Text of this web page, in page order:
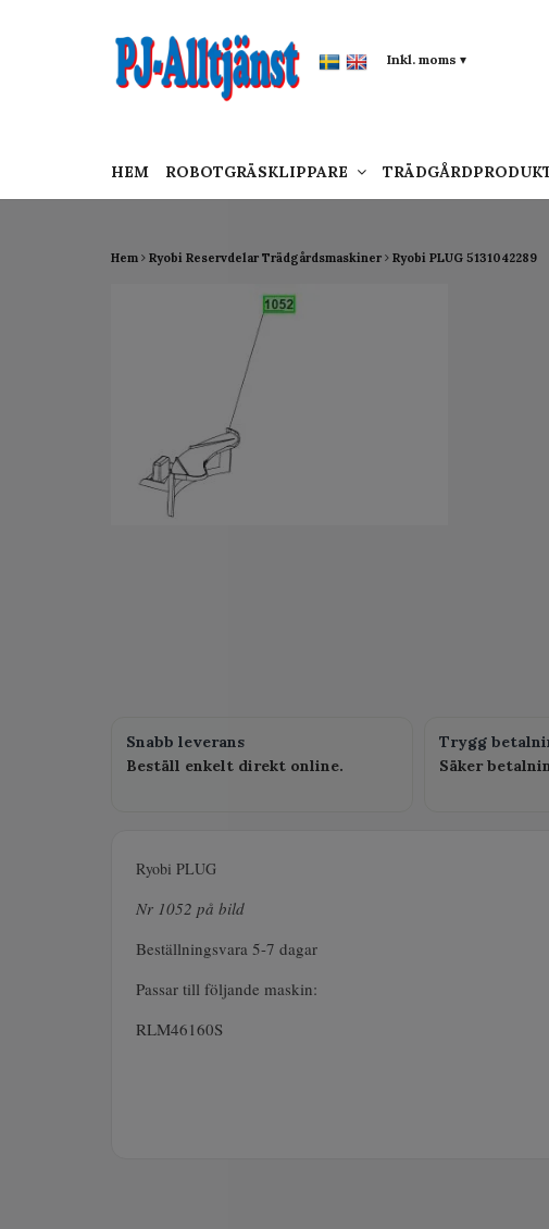
Hem Ryobi Reservdelar Trädgårdsmaskiner Ryobi PLUG 5131042289
Snabb leverans
Beställ enkelt direkt online.
Trygg
Säker
Ryobi PLUG
Nr 1052 på bild
Beställningsvara 5-7 dagar
Passar till följande maskin:
RLM46160S
Inkl. moms ▾
HEM ROBOTGRÄSKLIPPARE